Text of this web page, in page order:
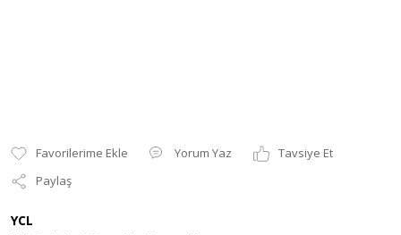
Yorum Yaz
Tavsiye Et
Paylaş
YCL